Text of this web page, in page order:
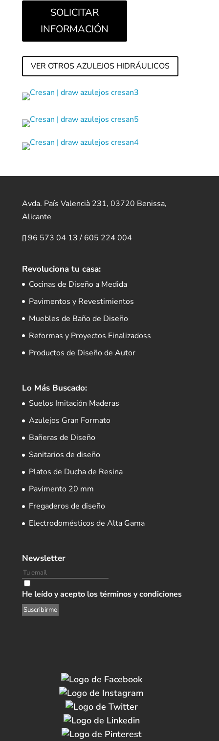
SOLICITAR
INFORMACIÓN
VER OTROS AZULEJOS HIDRÁULICOS
Avda. País Valencià 231, 03720 Benissa,
Alicante
96 573 04 13/ 605 224 004
Revoluciona tu casa:
Cocinas de Diseño a Medida
Pavimentos y Revestimientos
Muebles de Baño de Diseño
Reformas y Proyectos Finalizadoss
Productos de Diseño de Autor
Lo Más Buscado:
Suelos Imitación Maderas
Azulejos Gran Formato
Bañeras de Diseño
Sanitarios de diseño
Platos de Ducha de Resina
Pavimento 20 mm
Fregaderos de diseño
Electrodomésticos de Alta Gama
Newsletter
He leído y acepto los términos y condiciones